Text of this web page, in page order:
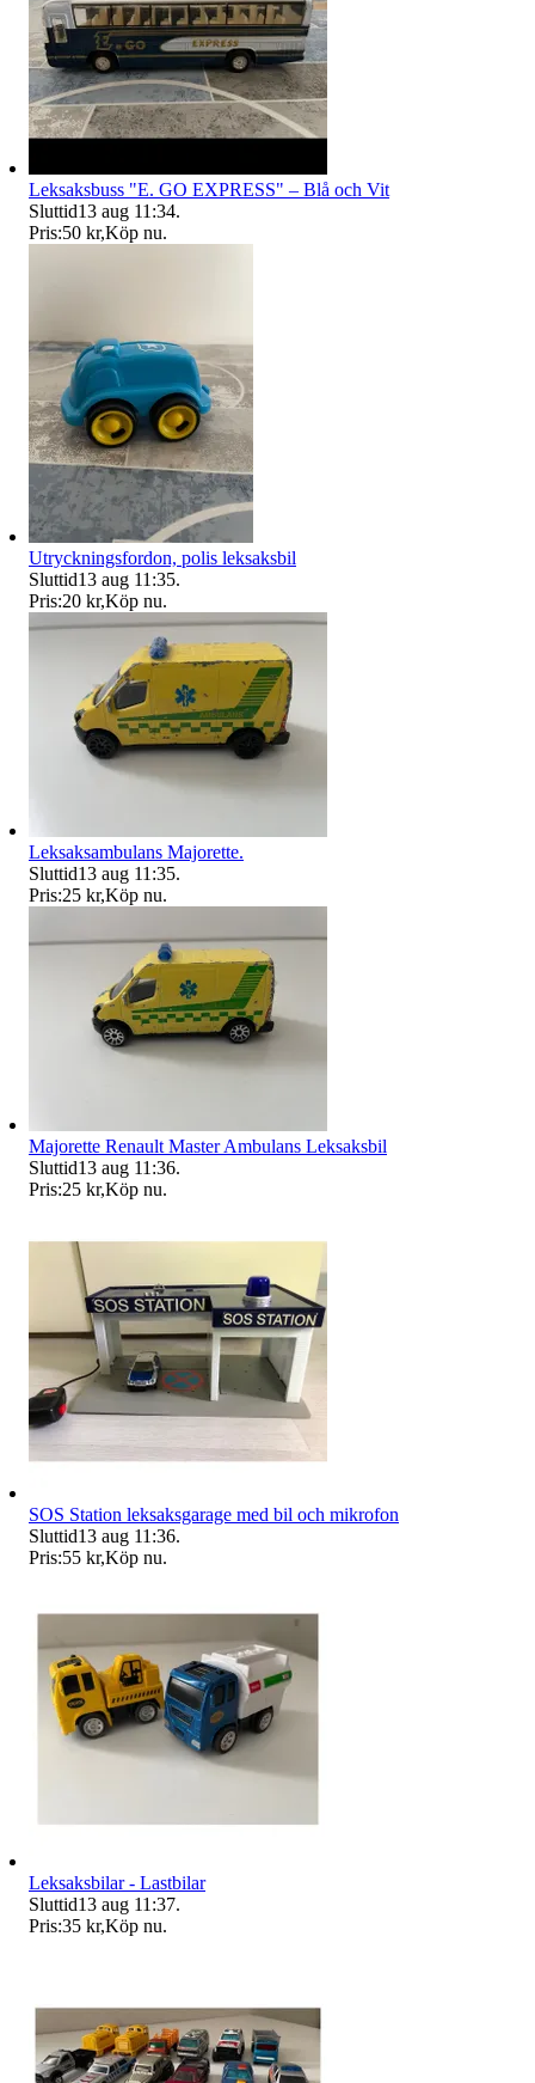
Leksaksbuss "E. GO EXPRESS" – Blå och Vit
Sluttid13 aug 11:34.
Pris:50 kr,Köp nu.
Utryckningsfordon, polis leksaksbil
Sluttid13 aug 11:35.
Pris:20 kr,Köp nu.
Leksaksambulans Majorette.
Sluttid13 aug 11:35.
Pris:25 kr,Köp nu.
Majorette Renault Master Ambulans Leksaksbil
Sluttid13 aug 11:36.
Pris:25 kr,Köp nu.
SOS Station leksaksgarage med bil och mikrofon
Sluttid13 aug 11:36.
Pris:55 kr,Köp nu.
Leksaksbilar - Lastbilar
Sluttid13 aug 11:37.
Pris:35 kr,Köp nu.